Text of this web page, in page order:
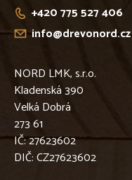
+420 775 527 406
info@drevonord.cz
NORD LMK, s.r.o.
Kladenská 390
Velká Dobrá
273 61
IČ: 27623602
DIČ: CZ27623602